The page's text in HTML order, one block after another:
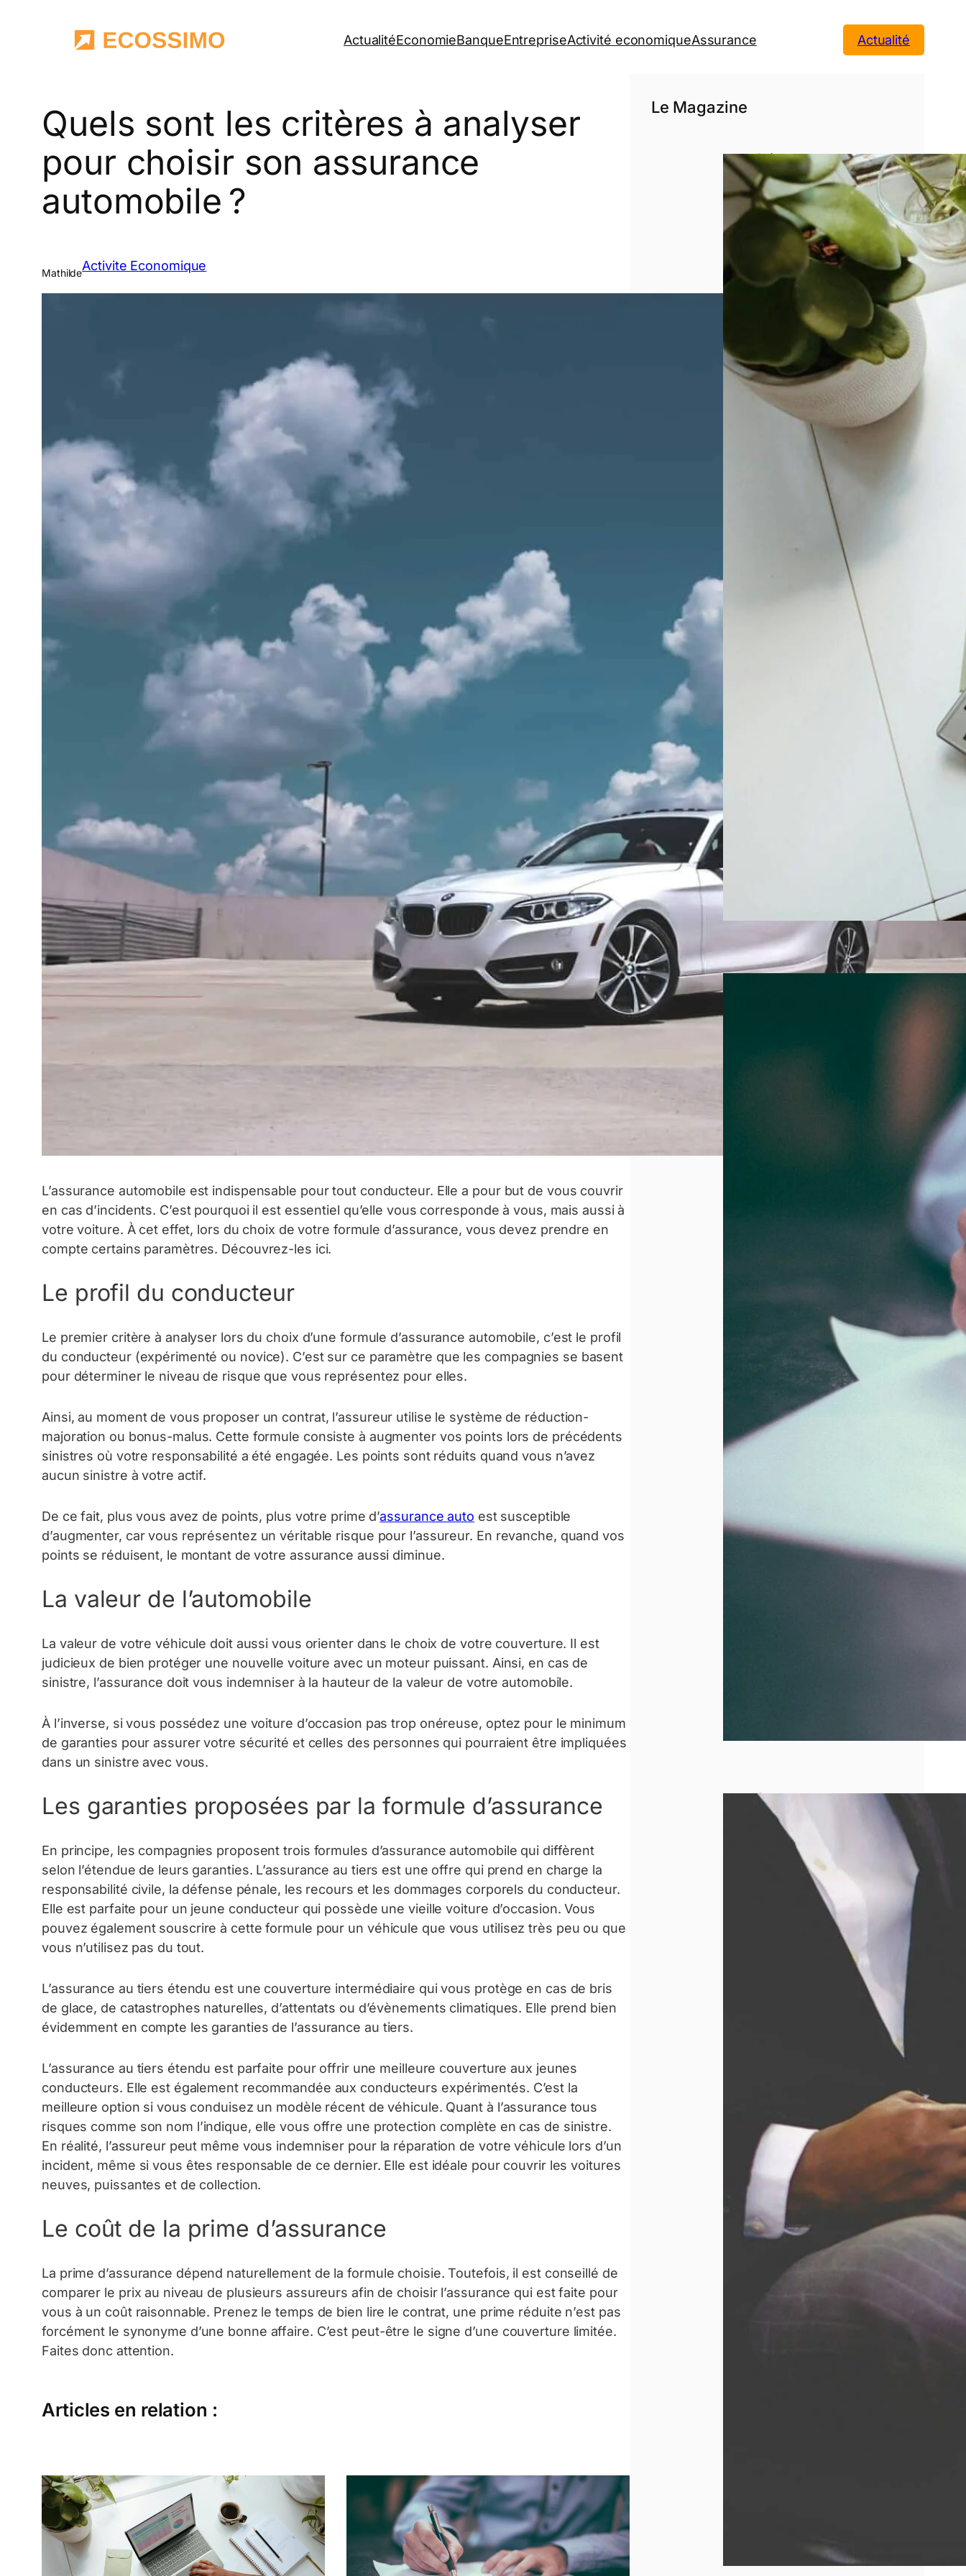
ActualitéEconomieBanqueEntrepriseActivité economiqueAssurance Actualité
Quels sont les critères à analyser
pour choisir son assurance
automobile ?
MathildeActivite Economique
L’assurance automobile est indispensable pour tout conducteur. Elle a pour but de vous couvrir
en cas d’incidents. C’est pourquoi il est essentiel qu’elle vous corresponde à vous, mais aussi à
votre voiture. À cet effet, lors du choix de votre formule d’assurance, vous devez prendre en
compte certains paramètres. Découvrez-les ici.
Le profil du conducteur
Le premier critère à analyser lors du choix d’une formule d’assurance automobile, c’est le profil
du conducteur (expérimenté ou novice). C’est sur ce paramètre que les compagnies se basent
pour déterminer le niveau de risque que vous représentez pour elles.
Ainsi, au moment de vous proposer un contrat, l’assureur utilise le système de réduction-
majoration ou bonus-malus. Cette formule consiste à augmenter vos points lors de précédents
sinistres où votre responsabilité a été engagée. Les points sont réduits quand vous n’avez
aucun sinistre à votre actif.
De ce fait, plus vous avez de points, plus votre prime d’assurance auto est susceptible
d’augmenter, car vous représentez un véritable risque pour l’assureur. En revanche, quand vos
points se réduisent, le montant de votre assurance aussi diminue.
La valeur de l’automobile
La valeur de votre véhicule doit aussi vous orienter dans le choix de votre couverture. Il est
judicieux de bien protéger une nouvelle voiture avec un moteur puissant. Ainsi, en cas de
sinistre, l’assurance doit vous indemniser à la hauteur de la valeur de votre automobile.
À l’inverse, si vous possédez une voiture d’occasion pas trop onéreuse, optez pour le minimum
de garanties pour assurer votre sécurité et celles des personnes qui pourraient être impliquées
dans un sinistre avec vous.
Les garanties proposées par la formule d’assurance
En principe, les compagnies proposent trois formules d’assurance automobile qui diffèrent
selon l’étendue de leurs garanties. L’assurance au tiers est une offre qui prend en charge la
responsabilité civile, la défense pénale, les recours et les dommages corporels du conducteur.
Elle est parfaite pour un jeune conducteur qui possède une vieille voiture d’occasion. Vous
pouvez également souscrire à cette formule pour un véhicule que vous utilisez très peu ou que
vous n’utilisez pas du tout.
L’assurance au tiers étendu est une couverture intermédiaire qui vous protège en cas de bris
de glace, de catastrophes naturelles, d’attentats ou d’évènements climatiques. Elle prend bien
évidemment en compte les garanties de l’assurance au tiers.
L’assurance au tiers étendu est parfaite pour offrir une meilleure couverture aux jeunes
conducteurs. Elle est également recommandée aux conducteurs expérimentés. C’est la
meilleure option si vous conduisez un modèle récent de véhicule. Quant à l’assurance tous
risques comme son nom l’indique, elle vous offre une protection complète en cas de sinistre.
En réalité, l’assureur peut même vous indemniser pour la réparation de votre véhicule lors d’un
incident, même si vous êtes responsable de ce dernier. Elle est idéale pour couvrir les voitures
neuves, puissantes et de collection.
Le coût de la prime d’assurance
La prime d’assurance dépend naturellement de la formule choisie. Toutefois, il est conseillé de
comparer le prix au niveau de plusieurs assureurs afin de choisir l’assurance qui est faite pour
vous à un coût raisonnable. Prenez le temps de bien lire le contrat, une prime réduite n’est pas
forcément le synonyme d’une bonne affaire. C’est peut-être le signe d’une couverture limitée.
Faites donc attention.
Articles en relation :
Le Magazine
3 étapes
avant de se
lancer dans
un crédit
SASU : tout
Comment
obtenir le
meilleur prix
lors d’un
rachat d’or ?